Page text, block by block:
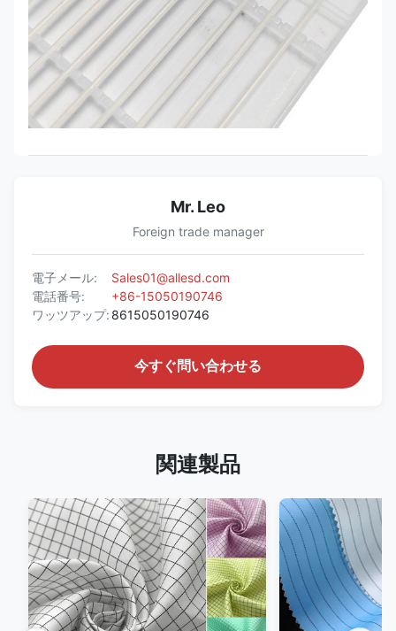
Mr. Leo
Foreign trade manager
電子メール:
Sales01@allesd.com
電話番号:
+86-15050190746
ワッツアップ: 8615050190746
今すぐ問い合わせる
関連製品